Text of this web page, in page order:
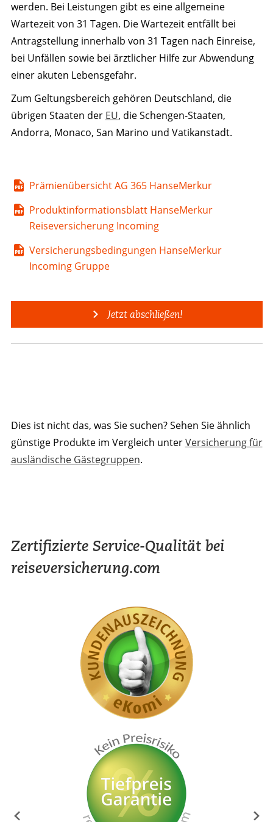
werden. Bei Leistungen gibt es eine allgemeine
Wartezeit von 31 Tagen. Die Wartezeit entfällt bei
Antragstellung innerhalb von 31 Tagen nach Einreise,
bei Unfällen sowie bei ärztlicher Hilfe zur Abwendung
einer akuten Lebensgefahr.
Zum Geltungsbereich gehören Deutschland, die
übrigen Staaten der EU, die Schengen-Staaten,
Andorra, Monaco, San Marino und Vatikanstadt.
Prämienübersicht AG 365 HanseMerkur
Produktinformationsblatt HanseMerkur
Reiseversicherung Incoming
Versicherungsbedingungen HanseMerkur
Incoming Gruppe
Jetzt abschließen!
Dies ist nicht das, was Sie suchen? Sehen Sie ähnlich
günstige Produkte im Vergleich unterVersicherung für
ausländische Gästegruppen.
Zertifizierte Service-Qualität bei
reiseversicherung.com